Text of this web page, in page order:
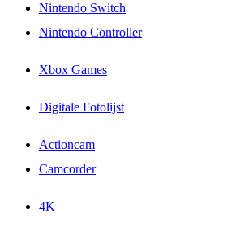
Nintendo Switch
Nintendo Controller
Xbox Games
Digitale Fotolijst
Actioncam
Camcorder
4K